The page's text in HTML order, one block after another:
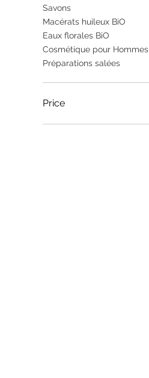
Savons
Macérats huileux BiO
Eaux florales BiO
Cosmétique pour Hommes
Préparations salées
Price